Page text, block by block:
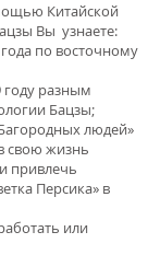
Китайской
Вы узнаете:
по восточному
разным
Бацзы;
людей»
свою жизнь
привлечь
Персика» в
или